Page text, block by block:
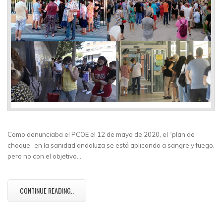
Como denunciaba el PCOE el 12 de mayo de 2020, el “plan de
choque” en la sanidad andaluza se está aplicando a sangre y fuego,
pero no con el objetivo…
CONTINUE READING..